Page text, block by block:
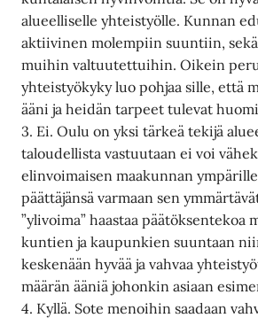
alueelliselle yhteistyölle. Kunnan
aktiivinen molempiin suuntiin,
muihin valtuutettuihin. Oikein
yhteistyökyky luo pohjaa sille, että
ääni ja heidän tarpeet tulevat
3. Ei. Oulu on yksi tärkeä tekijä
taloudellista vastuutaan ei voi
elinvoimaisen maakunnan
päättäjänsä varmaan sen
”ylivoima” haastaa päätöksentekoa
kuntien ja kaupunkien suuntaan
keskenään hyvää ja vahvaa
määrän ääniä johonkin asiaan
4. Kyllä. Sote menoihin saadaan